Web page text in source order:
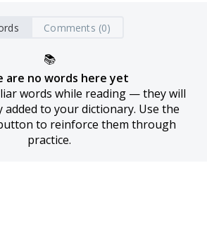
Comments (0)
📚
are no words here yet
words while reading — they will
added to your dictionary. Use the
to reinforce them through
practice.